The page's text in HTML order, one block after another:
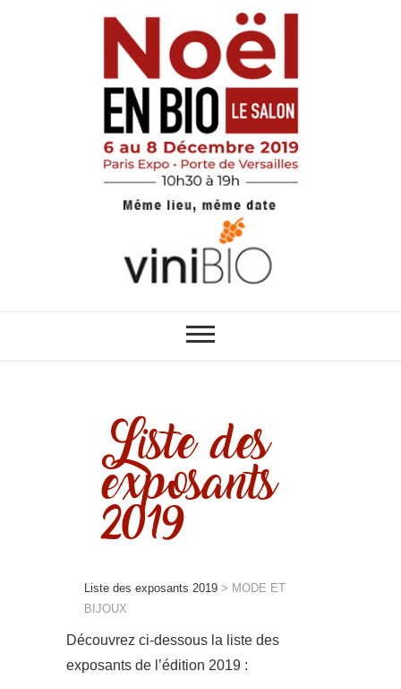
Liste des
exposants
2019
Liste des exposants 2019 > MODE ET
BIJOUX
Découvrez ci-dessous la liste des
exposants de l’édition 2019 :